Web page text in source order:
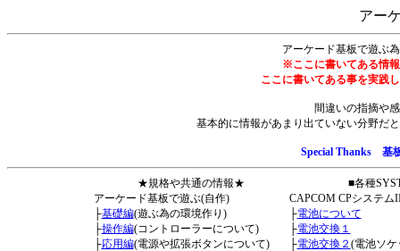
アー
アーケード基板で遊ぶ
※ここに書いてある情
ここに書いてある事を実践
間違いの指摘や
基本的に情報があまり出ていない分野だ
Special Thanks 基
★規格や共通の情報★
アーケード基板で遊ぶ(自作)
├基礎編(遊ぶ為の環境作り)
├操作編(コントローラーについて)
├応用編(電源や拡張ボタンについて)
■各種
CAPCOM CPシステム
├電池について
├電池交換１
├電池交換２ (電池ソケ